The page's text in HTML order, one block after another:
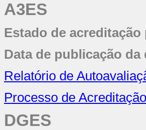
A3ES
Estado de acreditação
Data de publicação da
Relatório de
Processo de
DGES